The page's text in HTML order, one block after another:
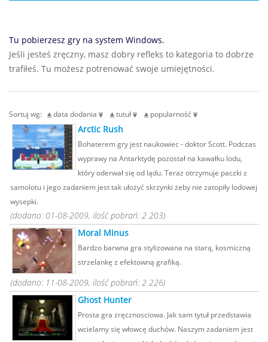
Tu pobierzesz gry na system Windows.
Jeśli jesteś zręczny, masz dobry refleks to kategoria to dobrze
trafiłeś. Tu możesz potrenować swoje umiejętności.
Sortuj wg: data dodania tutuł popularność
Arctic Rush
Bohaterem gry jest naukowiec - doktor Scott. Podczas
wyprawy na Antarktydę pozostał na kawałku lodu,
który oderwał się od lądu. Teraz otrzymuje paczki z
samolotu i jego zadaniem jest tak ułożyć skrzynki żeby nie zatopiły lodowej
wysepki.
(dodano: 01-08-2009, ilość pobrań: 2 203)
Moral Minus
Bardzo barwna gra stylizowana na starą, kosmiczną
strzelankę z efektowną grafiką.
(dodano: 11-08-2009, ilość pobrań: 2 226)
Ghost Hunter
Prosta gra zręcznosciowa. Jak sam tytuł przedstawia
wcielamy się włowcę duchów. Naszym zadaniem jest